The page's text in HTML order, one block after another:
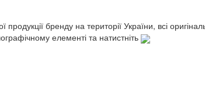
продукції бренду на території України, всі
елементі та натистніть